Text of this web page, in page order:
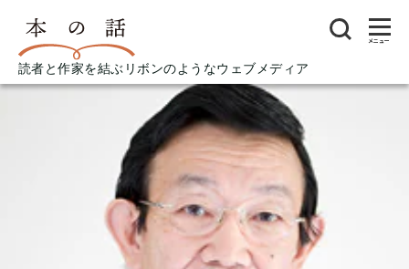
読者と作家を結ぶリボンのようなウェブメディア
メニュー